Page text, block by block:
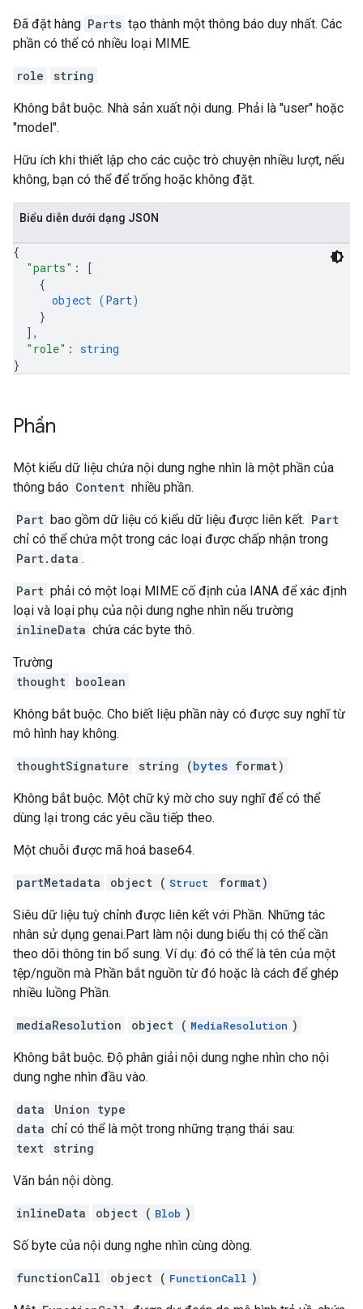
Đã đặt hàng Parts tạo thành một thông báo duy nhất. Các
phần có thể có nhiều loại MIME.
role string
Không bắt buộc. Nhà sản xuất nội dung. Phải là "user" hoặc
"model".
Hữu ích khi thiết lập cho các cuộc trò chuyện nhiều lượt, nếu
không, bạn có thể để trống hoặc không đặt.
Biểu diễn dưới dạng JSON
{
"parts" :
[
{
object (Part)
}
] ,
"role" : string
}
Phần
Một kiểu dữ liệu chứa nội dung nghe nhìn là một phần của
thông báo Content nhiều phần.
Part bao gồm dữ liệu có kiểu dữ liệu được liên kết. Part
chỉ có thể chứa một trong các loại được chấp nhận trong
Part.data .
Part phải có một loại MIME cố định của IANA để xác định
loại và loại phụ của nội dung nghe nhìn nếu trường
inlineData chứa các byte thô.
Trường
thought
boolean
Không bắt buộc. Cho biết liệu phần này có được suy nghĩ từ
mô hình hay không.
thoughtSignature string (bytes format)
Không bắt buộc. Một chữ ký mờ cho suy nghĩ để có thể
dùng lại trong các yêu cầu tiếp theo.
Một chuỗi được mã hoá base64.
partMetadata object ( Struct format)
Siêu dữ liệu tuỳ chỉnh được liên kết với Phần. Những tác
nhân sử dụng genai.Part làm nội dung biểu thị có thể cần
theo dõi thông tin bổ sung. Ví dụ: đó có thể là tên của một
tệp/nguồn mà Phần bắt nguồn từ đó hoặc là cách để ghép
nhiều luồng Phần.
mediaResolution object ( MediaResolution )
Không bắt buộc. Độ phân giải nội dung nghe nhìn cho nội
dung nghe nhìn đầu vào.
data
Union type
data chỉ có thể là một trong những trạng thái sau:
text
string
Văn bản nội dòng.
inlineData object ( Blob )
Số byte của nội dung nghe nhìn cùng dòng.
functionCall object ( FunctionCall )